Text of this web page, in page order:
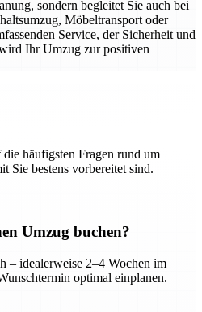
sondern begleitet Sie auch bei
Möbeltransport oder
Service, der Sicherheit und
Ihr Umzug zur positiven
häufigsten Fragen rund um
Sie bestens vorbereitet sind.
Umzug buchen?
– idealerweise 2–4 Wochen im
optimal einplanen.